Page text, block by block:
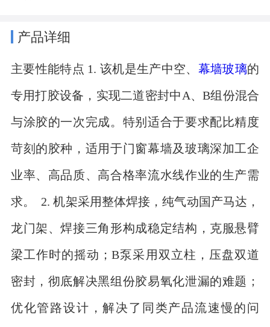
产品详细
主要性能特点 1. 该机是生产中空、 幕墙玻璃的
专用打胶设备，实现二道密封中A、B组份混合
与涂胶的一次完成。特别适合于要求配比精度
苛刻的胶种，适用于门窗幕墙及玻璃深加工企
业率、高品质、高合格率流水线作业的生产需
求。 2. 机架采用整体焊接，纯气动国产马达，
龙门架、焊接三角形构成稳定结构，克服悬臂
梁工作时的摇动；B泵采用双立柱，压盘双道
密封，彻底解决黑组份胶易氧化泄漏的难题；
优化管路设计，解决了同类产品流速慢的问